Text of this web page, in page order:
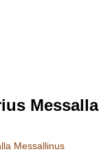
Messalla
Messallinus